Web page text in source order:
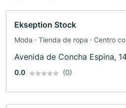
Ekseption Stock
Moda · Tienda de ropa · Centro
Avenida de Concha Espina,
0.0 (0)